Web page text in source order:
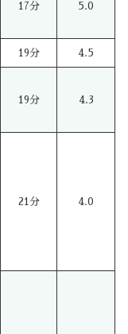
17分 5.0
19分 4.5
19分 4.3
21分 4.0